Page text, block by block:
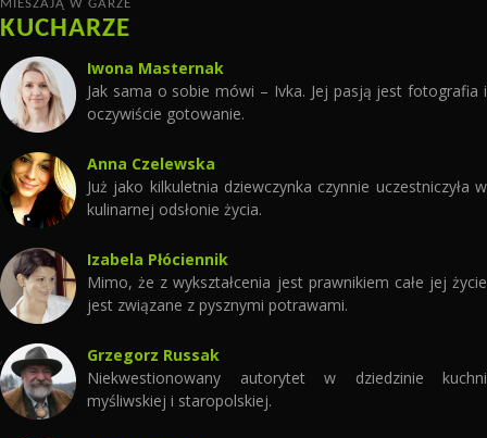
MIESZAJĄ W GARZE
KUCHARZE
Iwona Masternak
Jak sama o sobie mówi – Ivka. Jej pasją jest fotografia i
oczywiście gotowanie.
Anna Czelewska
Już jako kilkuletnia dziewczynka czynnie uczestniczyła w
kulinarnej odsłonie życia.
Izabela Płóciennik
Mimo, że z wykształcenia jest prawnikiem całe jej życie
jest związane z pysznymi potrawami.
Grzegorz Russak
Niekwestionowany autorytet w dziedzinie kuchni
myśliwskiej i staropolskiej.